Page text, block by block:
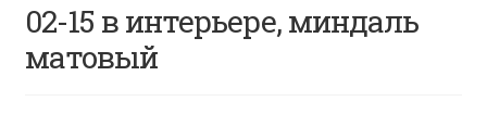
Ротанг оптом
02-15 в интерьере, миндаль
матовый